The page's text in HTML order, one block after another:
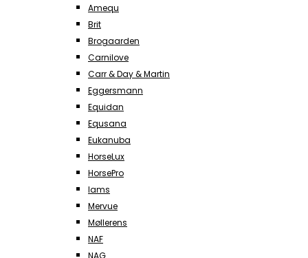
Amequ
Brit
Brogaarden
Carnilove
Carr & Day & Martin
Eggersmann
Equidan
Equsana
Eukanuba
HorseLux
HorsePro
Iams
Mervue
Møllerens
NAF